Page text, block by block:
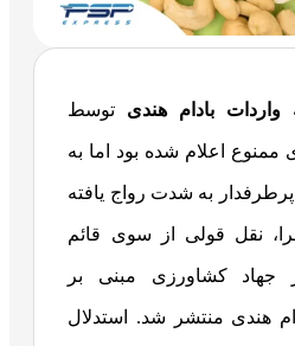
واردات بادام هندی توسط
اعلام شده بود اما به
به شدت رواج یافته
نقل قولی از سوی قائم
جهاد کشاورزی مبنی بر
هندی منتشر شد. استدلال